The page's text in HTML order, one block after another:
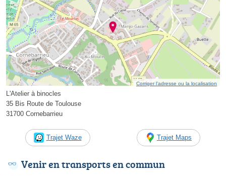
Corriger l’adresse ou la localisation
L'Atelier à binocles
35 Bis Route de Toulouse
31700 Cornebarrieu
Trajet Waze Trajet Maps
Venir en transports en commun